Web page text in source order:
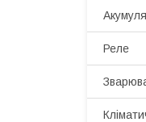
Реле